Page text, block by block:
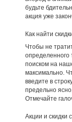
будьте
акция уже
Как найти
Чтобы не
определенного
поиском на
максимально.
введите в
предельно
Отмечайте
Акции и скидки